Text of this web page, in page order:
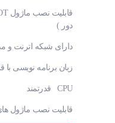
دور )
دارای شبکه اترنت و
زبان برنامه نویسی با
CPU قدرتمند
قابلیت نصب ماژول های